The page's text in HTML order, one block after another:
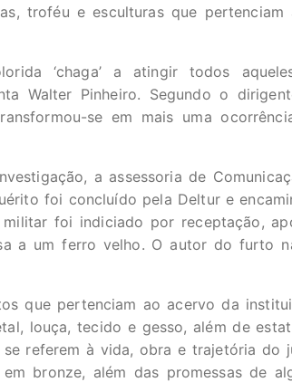
troféu e esculturas que pertenciam
‘chaga’ a atingir todos
Walter Pinheiro. Segundo o
se em mais uma
a assessoria de
foi concluído pela Deltur e
foi indiciado por receptação,
a um ferro velho. O autor do furto
que pertenciam ao acervo da
louça, tecido e gesso, além de
referem à vida, obra e trajetória do
bronze, além das promessas de